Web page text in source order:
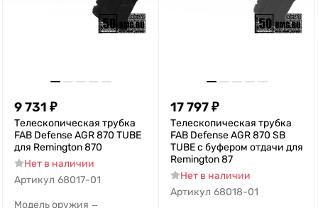
9 731 ₽
Телескопическая трубка
FAB Defense AGR 870 TUBE
для Remington 870
Нет в наличии
Артикул 68017-01
Модель оружия —
17 797₽
Телескопическая трубка
FAB Defense AGR 870 SB
TUBE с буфером отдачи для
Remington 87
Нет в наличии
Артикул 68018-01